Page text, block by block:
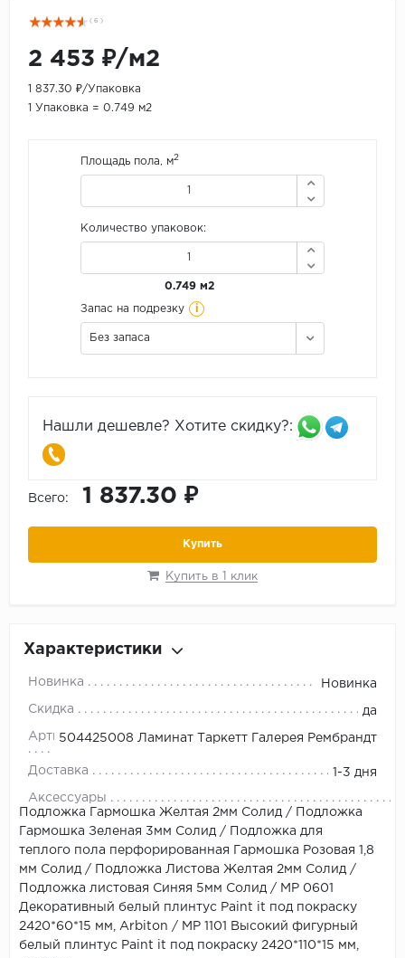
( 6 )
2 453 ₽/м2
1 837.30 ₽/Упаковка
1 Упаковка = 0.749 м2
Площадь пола, м2
Количество упаковок:
0.749 м2
Запас на подрезку i
Без запаса
Нашли дешевле? Хотите скидку?:
Всего: 1 837.30 ₽
Купить
Купить в 1 клик
Характеристики
Новинка Новинка
Скидка да
Артикул504425008 Ламинат Таркетт Галерея Рембрандт
Доставка 1-3 дня
Аксессуары
Подложка Гармошка Желтая 2мм Солид /
Подложка
Гармошка Зеленая 3мм Солид /
Подложка для
теплого пола перфорированная Гармошка Розовая 1,8
мм Солид / Подложка Листова Желтая 2мм Солид /
Подложка листовая Синяя 5мм Солид / МР 0601
Декоративный белый плинтус Paint it под покраску
2420*60*15 мм, Arbiton / МР 1101 Высокий фигурный
белый плинтус Paint it под покраску 2420*110*15 мм,